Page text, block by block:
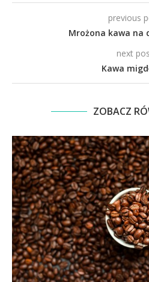
previous
Mrożona kawa na
next
Kawa
ZOBACZ